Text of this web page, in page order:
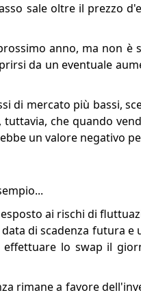
sale oltre il prezzo
anno, ma non è
da un eventuale
di mercato più bassi,
che quando
un valore negativo
ai rischi di
di scadenza futura e
lo swap il
rimane a favore